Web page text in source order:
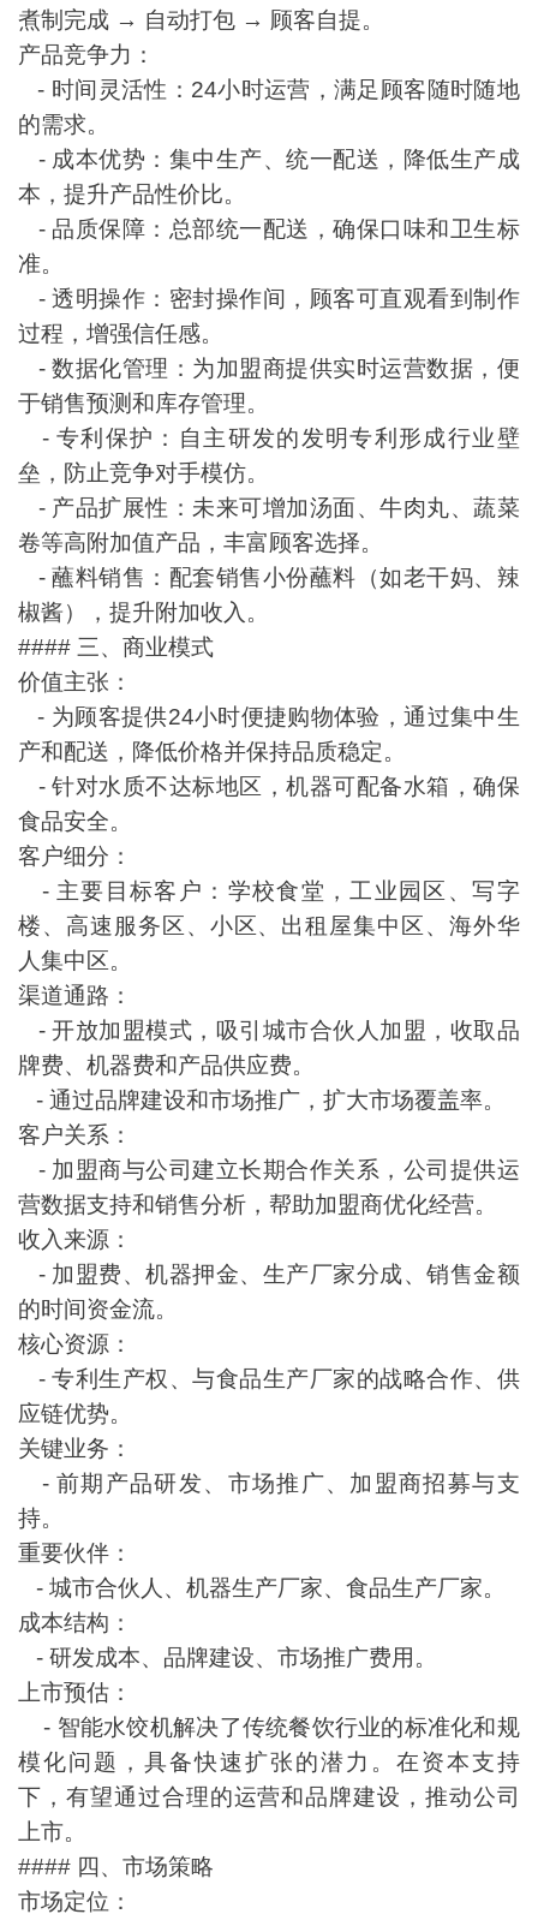
煮制完成 → 自动打包 → 顾客自提。
产品竞争力：
- 时间灵活性：24小时运营，满足顾客随时随地
的需求。
- 成本优势：集中生产、统一配送，降低生产成
本，提升产品性价比。
- 品质保障：总部统一配送，确保口味和卫生标
准。
- 透明操作：密封操作间，顾客可直观看到制作
过程，增强信任感。
- 数据化管理：为加盟商提供实时运营数据，便
于销售预测和库存管理。
- 专利保护：自主研发的发明专利形成行业壁
垒，防止竞争对手模仿。
- 产品扩展性：未来可增加汤面、牛肉丸、蔬菜
卷等高附加值产品，丰富顾客选择。
- 蘸料销售：配套销售小份蘸料（如老干妈、辣
椒酱），提升附加收入。
#### 三、商业模式
价值主张：
- 为顾客提供24小时便捷购物体验，通过集中生
产和配送，降低价格并保持品质稳定。
- 针对水质不达标地区，机器可配备水箱，确保
食品安全。
客户细分：
- 主要目标客户：学校食堂，工业园区、写字
楼、高速服务区、小区、出租屋集中区、海外华
人集中区。
渠道通路：
- 开放加盟模式，吸引城市合伙人加盟，收取品
牌费、机器费和产品供应费。
- 通过品牌建设和市场推广，扩大市场覆盖率。
客户关系：
- 加盟商与公司建立长期合作关系，公司提供运
营数据支持和销售分析，帮助加盟商优化经营。
收入来源：
- 加盟费、机器押金、生产厂家分成、销售金额
的时间资金流。
核心资源：
- 专利生产权、与食品生产厂家的战略合作、供
应链优势。
关键业务：
- 前期产品研发、市场推广、加盟商招募与支
持。
重要伙伴：
- 城市合伙人、机器生产厂家、食品生产厂家。
成本结构：
- 研发成本、品牌建设、市场推广费用。
上市预估：
- 智能水饺机解决了传统餐饮行业的标准化和规
模化问题，具备快速扩张的潜力。在资本支持
下，有望通过合理的运营和品牌建设，推动公司
上市。
#### 四、市场策略
市场定位：